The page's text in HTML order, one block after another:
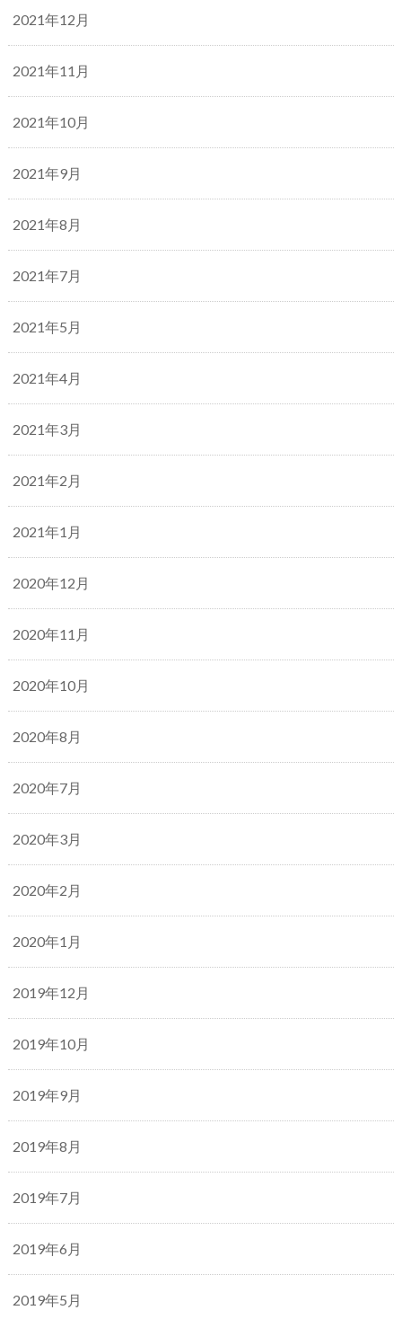
2021年12月
2021年11月
2021年10月
2021年9月
2021年8月
2021年7月
2021年5月
2021年4月
2021年3月
2021年2月
2021年1月
2020年12月
2020年11月
2020年10月
2020年8月
2020年7月
2020年3月
2020年2月
2020年1月
2019年12月
2019年10月
2019年9月
2019年8月
2019年7月
2019年6月
2019年5月